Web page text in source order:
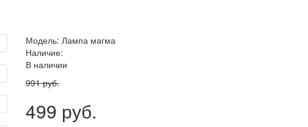
Модель: Лампа магма
Наличие:
В наличии
991 руб.
499 руб.